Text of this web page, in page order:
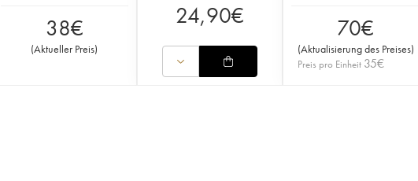
38€
(Aktueller Preis)
24,90€ 70€
(Aktualisierung des Preises)
Preis pro Einheit 35€